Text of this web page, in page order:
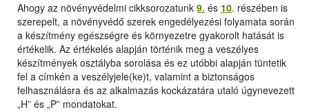
Ahogy az növényvédelmi cikksorozatunk 9. és 10. részében is
szerepelt, a növényvédő szerek engedélyezési folyamata során
a készítmény egészségre és környezetre gyakorolt hatását is
értékelik. Az értékelés alapján történik meg a veszélyes
készítmények osztályba sorolása és ez utóbbi alapján tüntetik
fel a címkén a veszélyjele(ke)t, valamint a biztonságos
felhasználásra és az alkalmazás kockázatára utaló úgynevezett
„H” és „P” mondatokat.